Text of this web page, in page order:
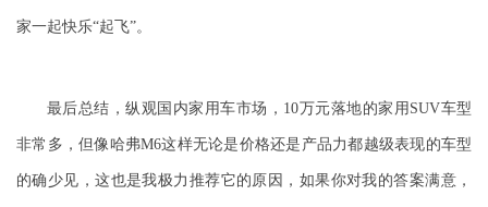
家一起快乐“起飞”。
最后总结 ，纵观国内家用车市场，10万元落地的家用SUV车型
非常多，但像哈弗M6这样无论是价格还是产品力都越级表现的车型
的确少见，这也是我极力推荐它的原因，如果你对我的答案满意，